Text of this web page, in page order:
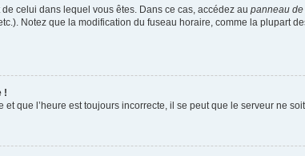
celui dans lequel vous êtes. Dans ce cas, accédez au panneau de
Notez que la modification du fuseau horaire, comme la plupart
!
que l’heure est toujours incorrecte, il se peut que le serveur ne